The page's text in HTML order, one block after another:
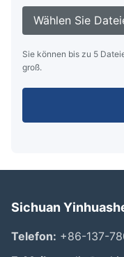
Wählen Sie
Sie können bis zu 5
groß.
Sichuan
Telefon: +86-137-